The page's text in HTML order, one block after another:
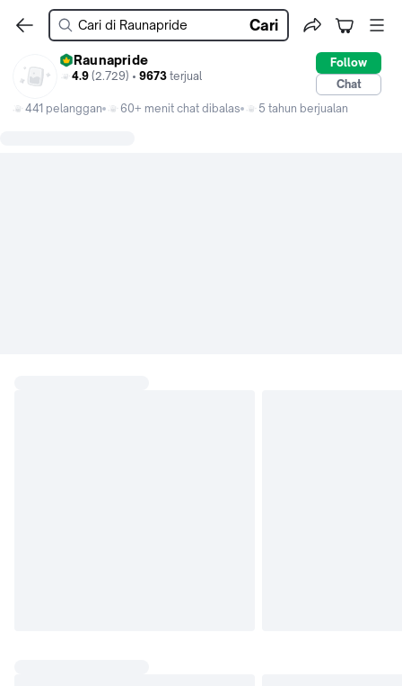
Cari
Raunapride
4.9 (2.729) • 9673 terjual
Follow
Chat
441 pelanggan
60+ menit chat dibalas 5 tahun berjualan